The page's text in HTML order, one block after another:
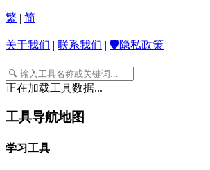
繁 | 简
关于我们 | 联系我们 | 🛡️隐私政策
正在加载工具数据...
工具导航地图
学习工具